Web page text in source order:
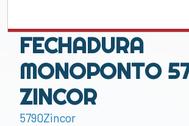
FECHADURA
MONOPONTO
ZINCOR
5790Zincor